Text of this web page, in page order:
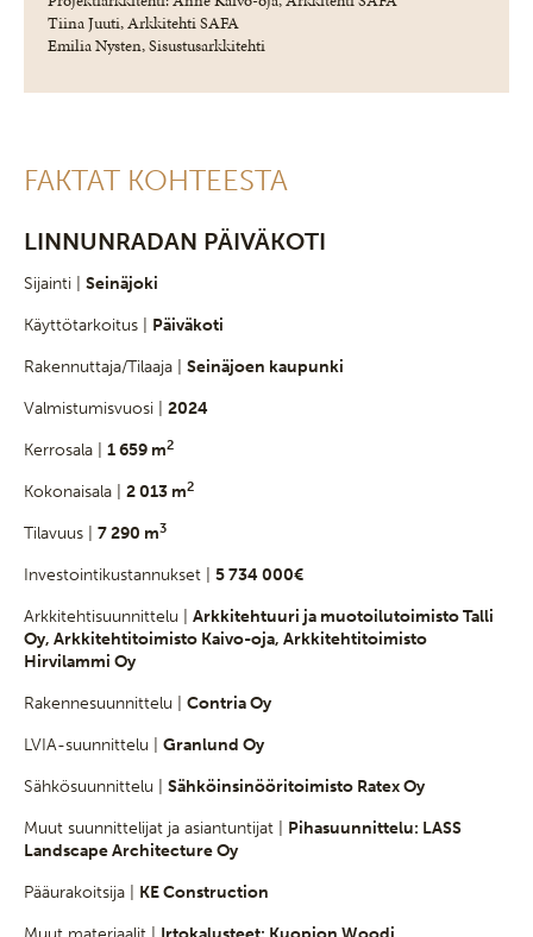
Tiina Juuti, Arkkitehti SAFA
Emilia Nysten, Sisustusarkkitehti
FAKTAT KOHTEESTA
LINNUNRADAN PÄIVÄKOTI
Sijainti | Seinäjoki
Käyttötarkoitus | Päiväkoti
Rakennuttaja/Tilaaja | Seinäjoen kaupunki
Valmistumisvuosi | 2024
Kerrosala | 1 659 m2
Kokonaisala | 2 013 m2
Tilavuus | 7 290 m3
Investointikustannukset | 5 734 000€
Arkkitehtisuunnittelu | Arkkitehtuuri ja muotoilutoimisto Talli
Oy, Arkkitehtitoimisto Kaivo-oja, Arkkitehtitoimisto
Hirvilammi Oy
Rakennesuunnittelu | Contria Oy
LVIA-suunnittelu | Granlund Oy
Sähkösuunnittelu | Sähköinsinööritoimisto Ratex Oy
Muut suunnittelijat ja asiantuntijat | Pihasuunnittelu: LASS
Landscape Architecture Oy
Pääurakoitsija | KE Construction